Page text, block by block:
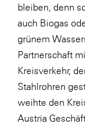
PAGRO
PHH
Primark
Salesforce
sebamed
bleiben, denn
auch Biogas
grünem
Partnerschaft
Kreisverkehr,
Stahlrohren
weihte den
Austria